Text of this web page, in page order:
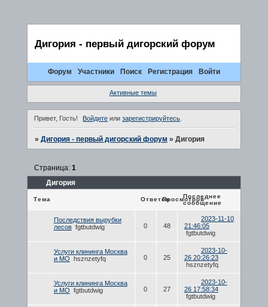
Дигория - первый дигорский форум
Форум Участники Поиск Регистрация Войти
Активные темы
Привет, Гость! Войдите илизарегистрируйтесь.
» Дигория - первый дигорский форум » Дигория
Дигория
Страница: 1
Тема ОтветовПросмотров
Последнее
сообщение
Последствия вырубки
лесов fgtbutdwig 0 48
2023-11-10
21:46:05
fgtbutdwig
Услуги клининга Москва
и МО hsznzetyfq 0 25
2023-10-
26 20:26:23
hsznzetyfq
Услуги клининга Москва
и МО fgtbutdwig 0 27
2023-10-
26 17:58:34
fgtbutdwig